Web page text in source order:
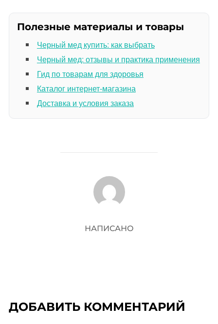
Полезные материалы и товары
Черный мед купить: как выбрать
Черный мед: отзывы и практика применения
Гид по товарам для здоровья
Каталог интернет-магазина
Доставка и условия заказа
АВТОР ЗАПИСИ
НАПИСАНО
ДОБАВИТЬ КОММЕНТАРИЙ